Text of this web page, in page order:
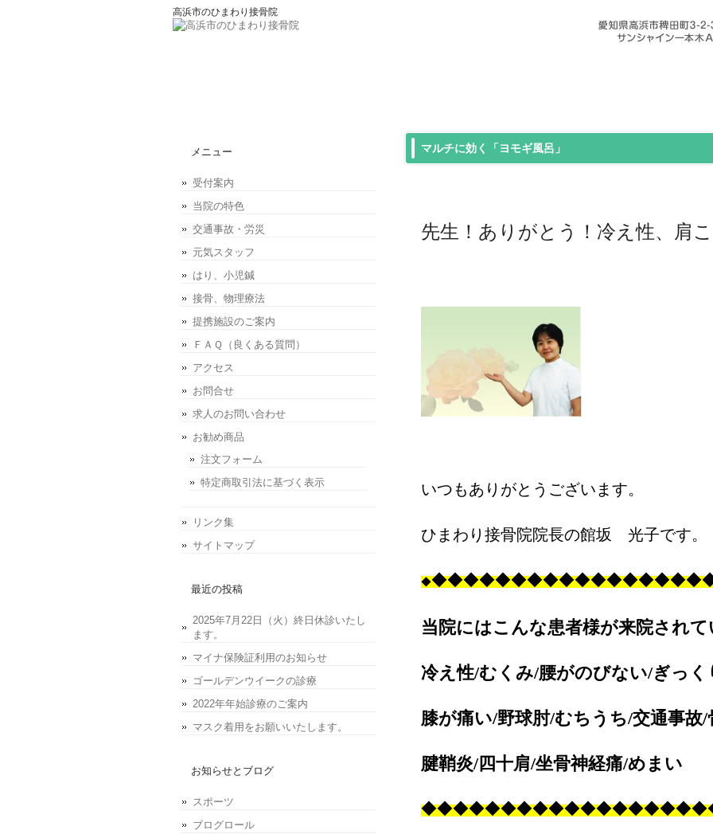
高浜市のひまわり接骨院
マルチに効く「ヨモギ風呂」
先生！ありがとう！冷え性、肩
いつもありがとうございます。
ひまわり接骨院院長の館坂 光子です。
◆◆◆◆◆◆◆◆◆◆◆◆◆◆◆◆◆◆
当院にはこんな患者様が来院され
冷え性/むくみ/腰がのびない/ぎっく
膝が痛い/野球肘/むちうち/交通事故/
腱鞘炎/四十肩/坐骨神経痛/めまい
◆◆◆◆◆◆◆◆◆◆◆◆◆◆◆◆◆◆
メニュー
受付案内
当院の特色
交通事故・労災
元気スタッフ
はり、小児鍼
接骨、物理療法
提携施設のご案内
ＦＡＱ（良くある質問）
アクセス
お問合せ
求人のお問い合わせ
お勧め商品
注文フォーム
特定商取引法に基づく表示
リンク集
サイトマップ
最近の投稿
2025年7月22日（火）終日休診いたし
ます。
マイナ保険証利用のお知らせ
ゴールデンウイークの診療
2022年年始診療のご案内
マスク着用をお願いいたします。
お知らせとブログ
スポーツ
ブログロール